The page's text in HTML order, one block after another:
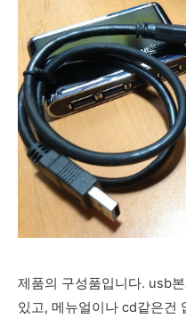
제품의 구성품입니다. usb
있고, 메뉴얼이나 cd같은건